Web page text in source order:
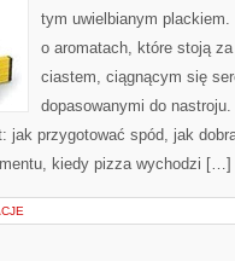
tym uwielbianym
o aromatach, które stoją
ciastem, ciągnącym się
dopasowanymi do
jak przygotować spód, jak
kiedy pizza wychodzi […]